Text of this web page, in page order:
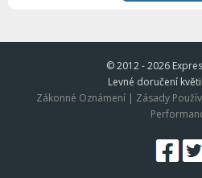
© 2012 - 2026
Levné doručení
Zákonné Oznámení| Zásady